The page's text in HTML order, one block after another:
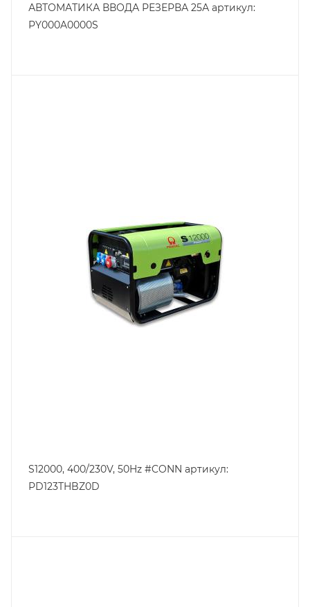
АВТОМАТИКА ВВОДА РЕЗЕРВА 25А артикул:
PY000A0000S
S12000, 400/230V, 50Hz #CONN артикул:
PD123THBZ0D